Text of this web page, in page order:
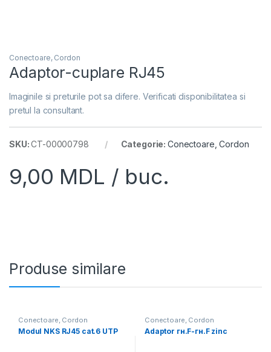
Conectoare, Cordon
Adaptor-cuplare RJ45
Imaginile si preturile pot sa difere. Verificati disponibilitatea si
pretul la consultant.
SKU:CT-00000798 Categorie: Conectoare, Cordon
9,00 MDL / buc.
Produse similare
Conectoare, Cordon
Modul NKS RJ45 cat.6 UTP
Conectoare, Cordon
Adaptor гн.F-гн.F zinc